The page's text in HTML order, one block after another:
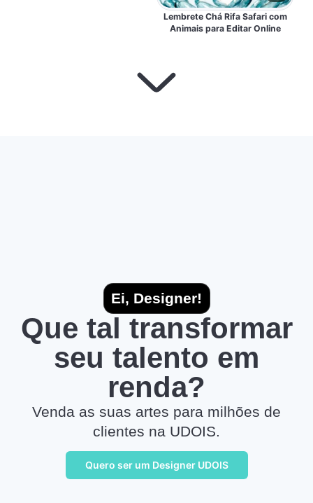
Lembrete Chá Rifa Safari com
Animais para Editar Online
Ei, Designer!
Que tal transformar
seu talento em
renda?
Venda as suas artes para milhões de
clientes na UDOIS.
Quero ser um Designer UDOIS